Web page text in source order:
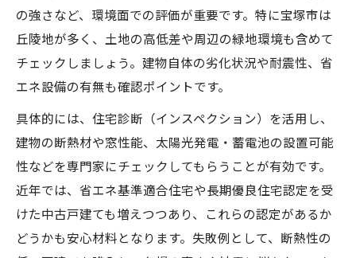
の強さなど、環境面での評価が重要です。特に宝塚市は
丘陵地が多く、土地の高低差や周辺の緑地環境も含めて
チェックしましょう。建物自体の劣化状況や耐震性、省
エネ設備の有無も確認ポイントです。
具体的には、住宅診断（インスペクション）を活用し、
建物の断熱材や窓性能、太陽光発電・蓄電池の設置可能
性などを専門家にチェックしてもらうことが有効です。
近年では、省エネ基準適合住宅や長期優良住宅認定を受
けた中古戸建ても増えつつあり、これらの認定があるか
どうかも安心材料となります。失敗例として、断熱性の